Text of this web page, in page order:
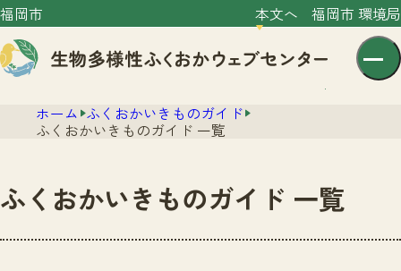
福岡市 本文へ 福岡市 環境局
センター紹介
ホーム ふくおかいきものガイド
ふくおかいきものガイド 一覧
ふくおかいきものガイド 一覧